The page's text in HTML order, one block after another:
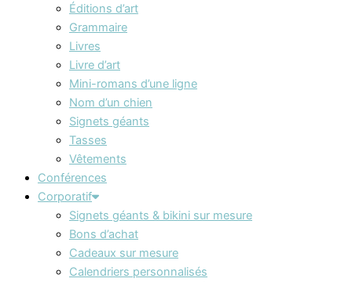
Éditions d’art
Grammaire
Livres
Livre d’art
Mini-romans d’une ligne
Nom d’un chien
Signets géants
Tasses
Vêtements
Conférences
Corporatif
Signets géants & bikini sur mesure
Bons d’achat
Cadeaux sur mesure
Calendriers personnalisés